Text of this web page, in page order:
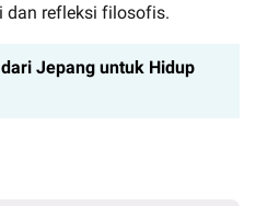
dan refleksi filosofis.
Jepang untuk Hidup